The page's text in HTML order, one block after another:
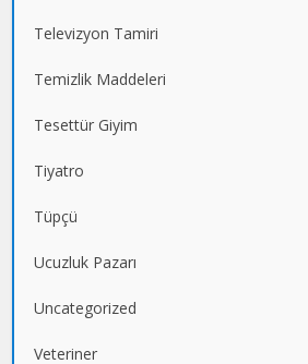
Televizyon Tamiri
Temizlik Maddeleri
Tesettür Giyim
Tiyatro
Tüpçü
Ucuzluk Pazarı
Uncategorized
Veteriner